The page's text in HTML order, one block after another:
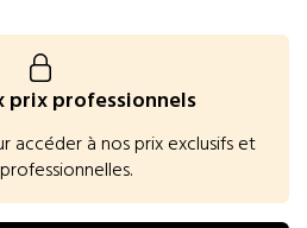
prix professionnels
accéder à nos prix exclusifs et